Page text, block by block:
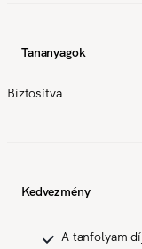
Tananyagok
Biztosítva
Kedvezmény
A tanfolyam